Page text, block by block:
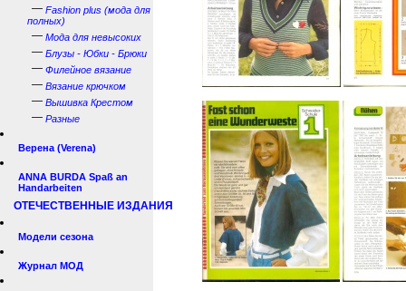
— Fashion plus (мода для
полных)
— Мода для невысоких
— Блузы - Юбки - Брюки
— Филейное вязание
— Вязание крючком
— Вышивка Крестом
— Разные
Верена (Verena)
ANNA BURDA Spaß an
Handarbeiten
ОТЕЧЕСТВЕННЫЕ ИЗДАНИЯ
Модели сезона
Журнал МОД